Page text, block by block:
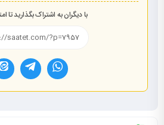
با دیگران به اشتراک بگذارید تا